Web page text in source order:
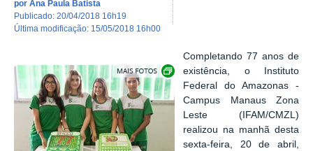
por Ana Paula Batista
publicado: 20/04/2018 16h19
última modificação: 15/05/2018 16h00
Show image carousel
Completando 77 anos de
existência, o Instituto
Federal do Amazonas -
Campus Manaus Zona
Leste (IFAM/CMZL)
realizou na manhã desta
sexta-feira, 20 de abril,